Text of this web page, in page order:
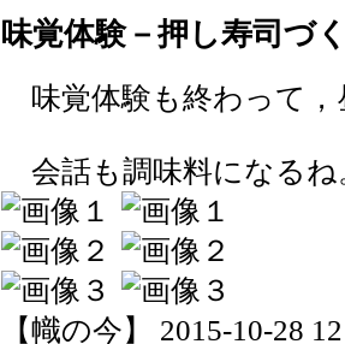
味覚体験－押し寿司づ
味覚体験も終わって，
会話も調味料になるね
【幟の今】 2015-10-28